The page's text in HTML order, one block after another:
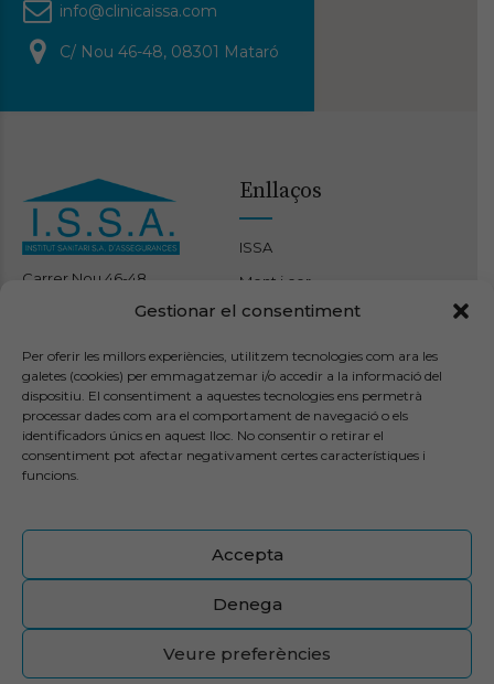
Gestionar el consentiment
Per oferir les millors experiències, utilitzem tecnologies com ara les
galetes (cookies) per emmagatzemar i/o accedir a la informació del
dispositiu. El consentiment a aquestes tecnologies ens permetrà
processar dades com ara el comportament de navegació o els
identificadors únics en aquest lloc. No consentir o retirar el
consentiment pot afectar negativament certes característiques i
funcions.
Accepta
Denega
Veure preferències
info@clinicaissa.com
C/ Nou 46-48, 08301 Mataró
Carrer Nou 46-48
info@clinicaissa.com
Enllaços
ISSA
Ment i cor
Benestar corporal
Espai terapèutic maresme
Pòlisses
ISSA 10
Altres
Troba el teu metge
Canal intern d’informació